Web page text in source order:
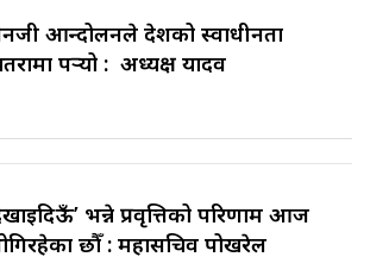
आन्दोलनले देशको स्वाधीनता
पर्‍यो : अध्यक्ष यादव
भन्ने प्रवृत्तिको परिणाम आज
छौँ : महासचिव पोखरेल